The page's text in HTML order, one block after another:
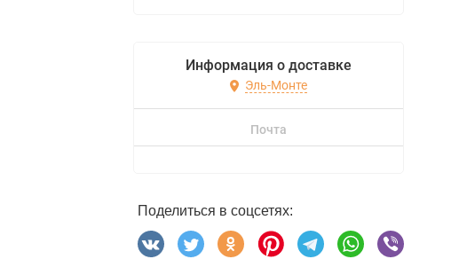
Информация о доставке
Эль-Монте
Почта
Поделиться в соцсетях: